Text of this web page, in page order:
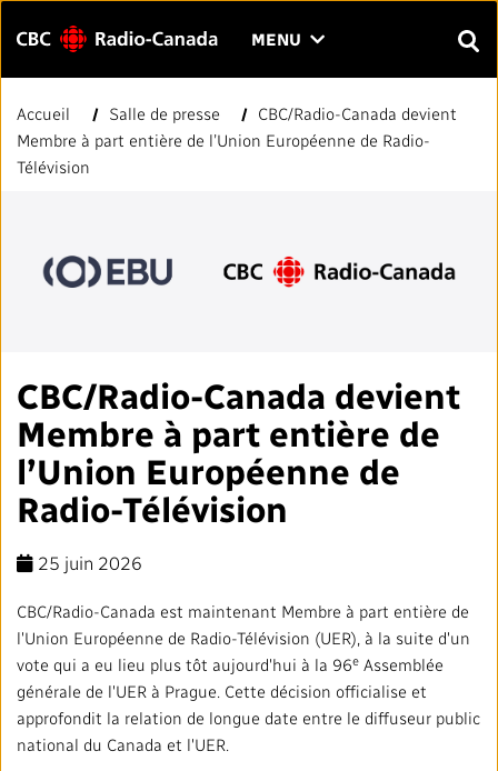
Menu MENU CLIQUER
LE
MENU
Entrer
le
Rechercher
Répertoire des médias locaux
#CestAssez
Rapports annuels
Politiques institutionnelles
Salle de presse
Notre approche en matière d’intelligence artificielle
Notre valeur
À propos de nous
Blogue
Notre histoire
L'importance de la radiodiffusion publique
VISION
Mandat
Stratégie
Gouvernance
Leadership
Syndicats et associations
TRANSPARENCE ET ENGAGEMENT
Finances
Affaires réglementaires
Équité, diversité et inclusion
Environnement
SERVICES
Nos services commerciaux
Nos stations
TRAVAILLER AVEC NOUS
Emplois
Partenaires et fournisseurs
RADIO-CANADA CBC STRATÉGIE
Accueil Salle de presse
CBC/Radio-Canada devient
Membre à part entière de l’Union Européenne de Radio-
Télévision
CBC/Radio-Canada devient
Membre à part entière de
l’Union Européenne de
Radio-Télévision
25 juin 2026
CBC/Radio-Canada est maintenant Membre à part entière de
l'Union Européenne de Radio-Télévision (UER), à la suite d'un
vote qui a eu lieu plus tôt aujourd'hui à la 96e Assemblée
générale de l'UER à Prague. Cette décision officialise et
approfondit la relation de longue date entre le diffuseur public
national du Canada et l'UER.